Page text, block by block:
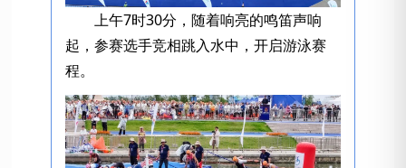
上午7时30分，随着响亮的鸣笛声响
起，参赛选手竞相跳入水中，开启游泳赛
程。